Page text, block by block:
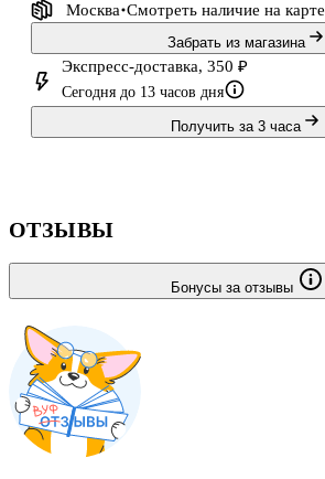
Москва Смотреть наличие на карте
Забрать из магазина
Экспресс-доставка, 350 ₽
Сегодня до 13 часов дня
Получить за 3 часа
ОТЗЫВЫ
Бонусы за отзывы